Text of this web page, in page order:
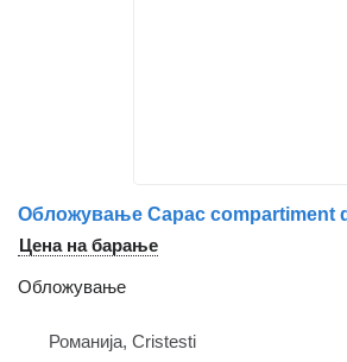
Цена на барање
Обложување
Романија, Cristesti